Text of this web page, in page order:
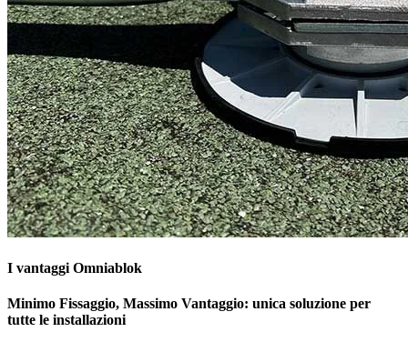
I vantaggi Omniablok
Minimo Fissaggio, Massimo Vantaggio: unica soluzione per
tutte le installazioni